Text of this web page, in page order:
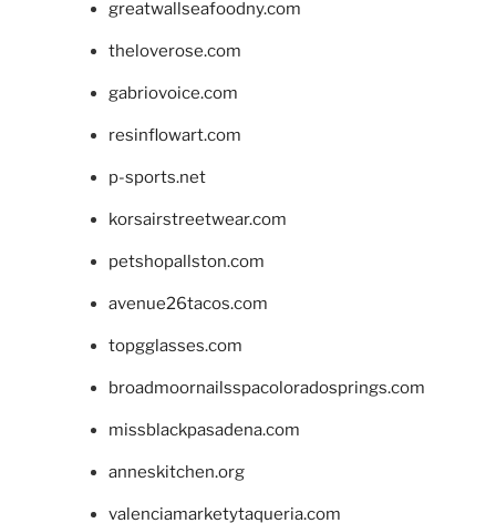
greatwallseafoodny.com
theloverose.com
gabriovoice.com
resinflowart.com
p-sports.net
korsairstreetwear.com
petshopallston.com
avenue26tacos.com
topgglasses.com
broadmoornailsspacoloradosprings.com
missblackpasadena.com
anneskitchen.org
valenciamarketytaqueria.com